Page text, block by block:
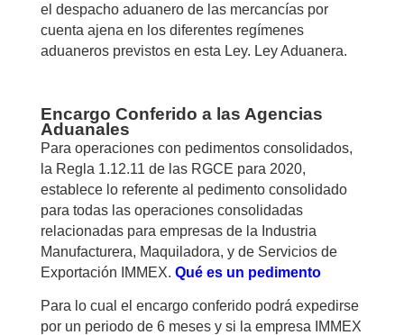
el despacho aduanero de las mercancías por
cuenta ajena en los diferentes regímenes
aduaneros previstos en esta Ley. Ley Aduanera.
Encargo Conferido a las Agencias
Aduanales
Para operaciones con pedimentos consolidados,
la Regla 1.12.11 de las RGCE para 2020,
establece lo referente al pedimento consolidado
para todas las operaciones consolidadas
relacionadas para empresas de la Industria
Manufacturera, Maquiladora, y de Servicios de
Exportación IMMEX. Qué es un pedimento
Para lo cual el encargo conferido podrá expedirse
por un periodo de 6 meses y si la empresa IMMEX